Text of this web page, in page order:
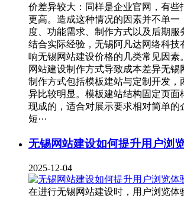
价差异较大：同样是企业官网，有些
更高。造成这种情况的因素并不单一
度、功能需求、制作方式以及后期服
结合实际经验，无锡阿凡达网络科技
响无锡网站建设价格的几类常见因素
网站建设制作方式导致成本差异无锡
制作方式包括模板建站与定制开发，
异比较明显。模板建站结构固定页面
现成的，适合对展示要求相对简单的
短···
无锡网站建设如何提升用户浏
2025-12-04
在进行无锡网站建设时，用户浏览体